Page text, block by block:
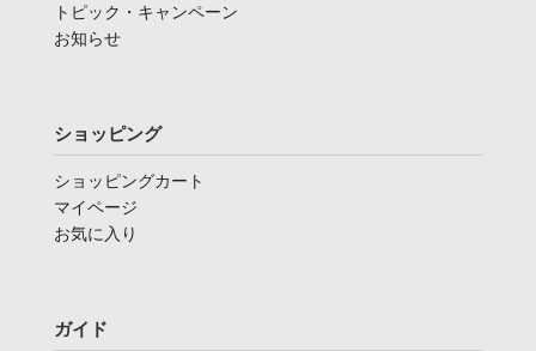
トピック・キャンペーン
お知らせ
ショッピング
ショッピングカート
マイページ
お気に入り
ガイド